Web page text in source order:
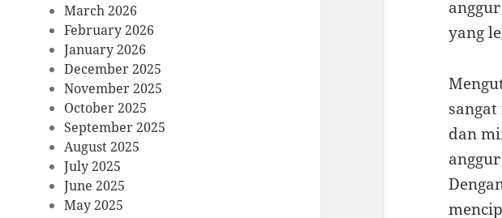
March 2026
February 2026
January 2026
December 2025
November 2025
October 2025
September 2025
August 2025
July 2025
June 2025
May 2025
yang
dan